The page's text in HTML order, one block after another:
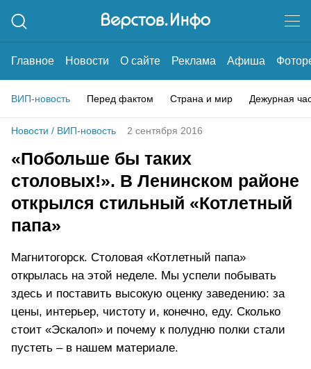
Главное Новости О сайте Реклама Афиша
ВИП-новость Перед фактом Страна и мир Дежурная
Новости / ВИП-новость 2 сентября 2016
«Побольше бы таких
столовых!». В Ленинском районе
открылся стильный «Котлетный
папа»
Магнитогорск. Столовая «Котлетный папа»
открылась на этой неделе. Мы успели побывать
здесь и поставить высокую оценку заведению: за
цены, интерьер, чистоту и, конечно, еду. Сколько
стоит «Эскалоп» и почему к полудню полки стали
пустеть – в нашем материале.